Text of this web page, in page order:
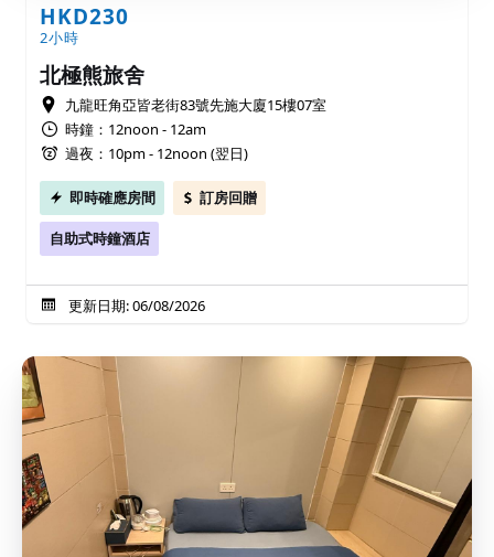
HKD230
2小時
北極熊旅舍
九龍旺角亞皆老街83號先施大廈15樓07室
時鐘：12noon - 12am
過夜：10pm - 12noon (翌日)
即時確應房間 訂房回贈
自助式時鐘酒店
更新日期: 06/08/2026